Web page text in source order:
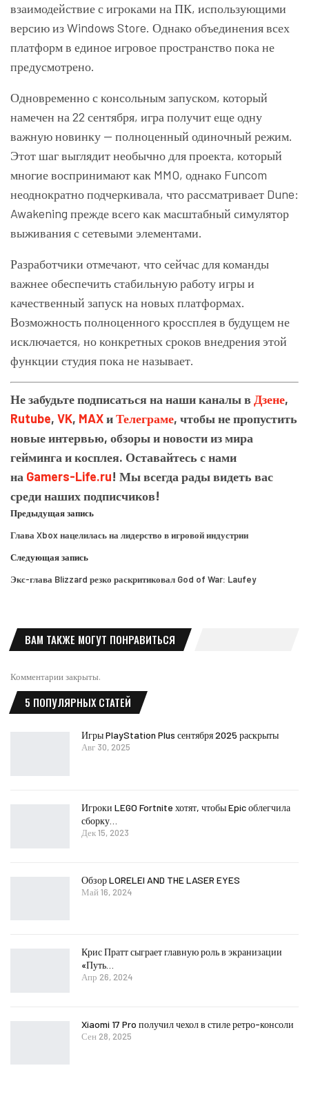
взаимодействие с игроками на ПК, использующими
версию из Windows Store. Однако объединения всех
платформ в единое игровое пространство пока не
предусмотрено.
Одновременно с консольным запуском, который
намечен на 22 сентября, игра получит еще одну
важную новинку — полноценный одиночный режим.
Этот шаг выглядит необычно для проекта, который
многие воспринимают как MMO, однако Funcom
неоднократно подчеркивала, что рассматривает Dune:
Awakening прежде всего как масштабный симулятор
выживания с сетевыми элементами.
Разработчики отмечают, что сейчас для команды
важнее обеспечить стабильную работу игры и
качественный запуск на новых платформах.
Возможность полноценного кроссплея в будущем не
исключается, но конкретных сроков внедрения этой
функции студия пока не называет.
Не забудьте подписаться на наши каналы в Дзене,
Rutube, VK, MAXиТелеграме, чтобы не пропустить
новые интервью, обзоры и новости из мира
гейминга и косплея. Оставайтесь с нами
на Gamers-Life.ru! Мы всегда рады видеть вас
среди наших подписчиков!
Предыдущая запись
Глава Xbox нацелилась на лидерство в игровой индустрии
Следующая запись
Экс-глава Blizzard резко раскритиковал God of War: Laufey
ВАМ ТАКЖЕ МОГУТ ПОНРАВИТЬСЯ
Комментарии закрыты.
5 ПОПУЛЯРНЫХ СТАТЕЙ
Игры PlayStation Plus сентября 2025 раскрыты
Авг 30, 2025
Игроки LEGO Fortnite хотят, чтобы Epic облегчила
сборку…
Дек 15, 2023
Обзор LORELEI AND THE LASER EYES
Май 16, 2024
Крис Пратт сыграет главную роль в экранизации
«Путь…
Апр 26, 2024
Xiaomi 17 Pro получил чехол в стиле ретро-консоли
Сен 28, 2025